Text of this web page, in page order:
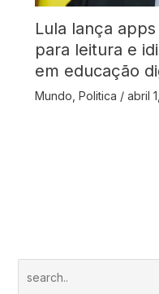
Lula lança
para leitura e
em educação
Mundo Politica / abril